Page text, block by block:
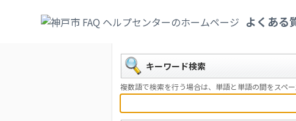
よくある
日について
キーワード検索
複数語で検索を行う場合は、単語と単語の間をスペー